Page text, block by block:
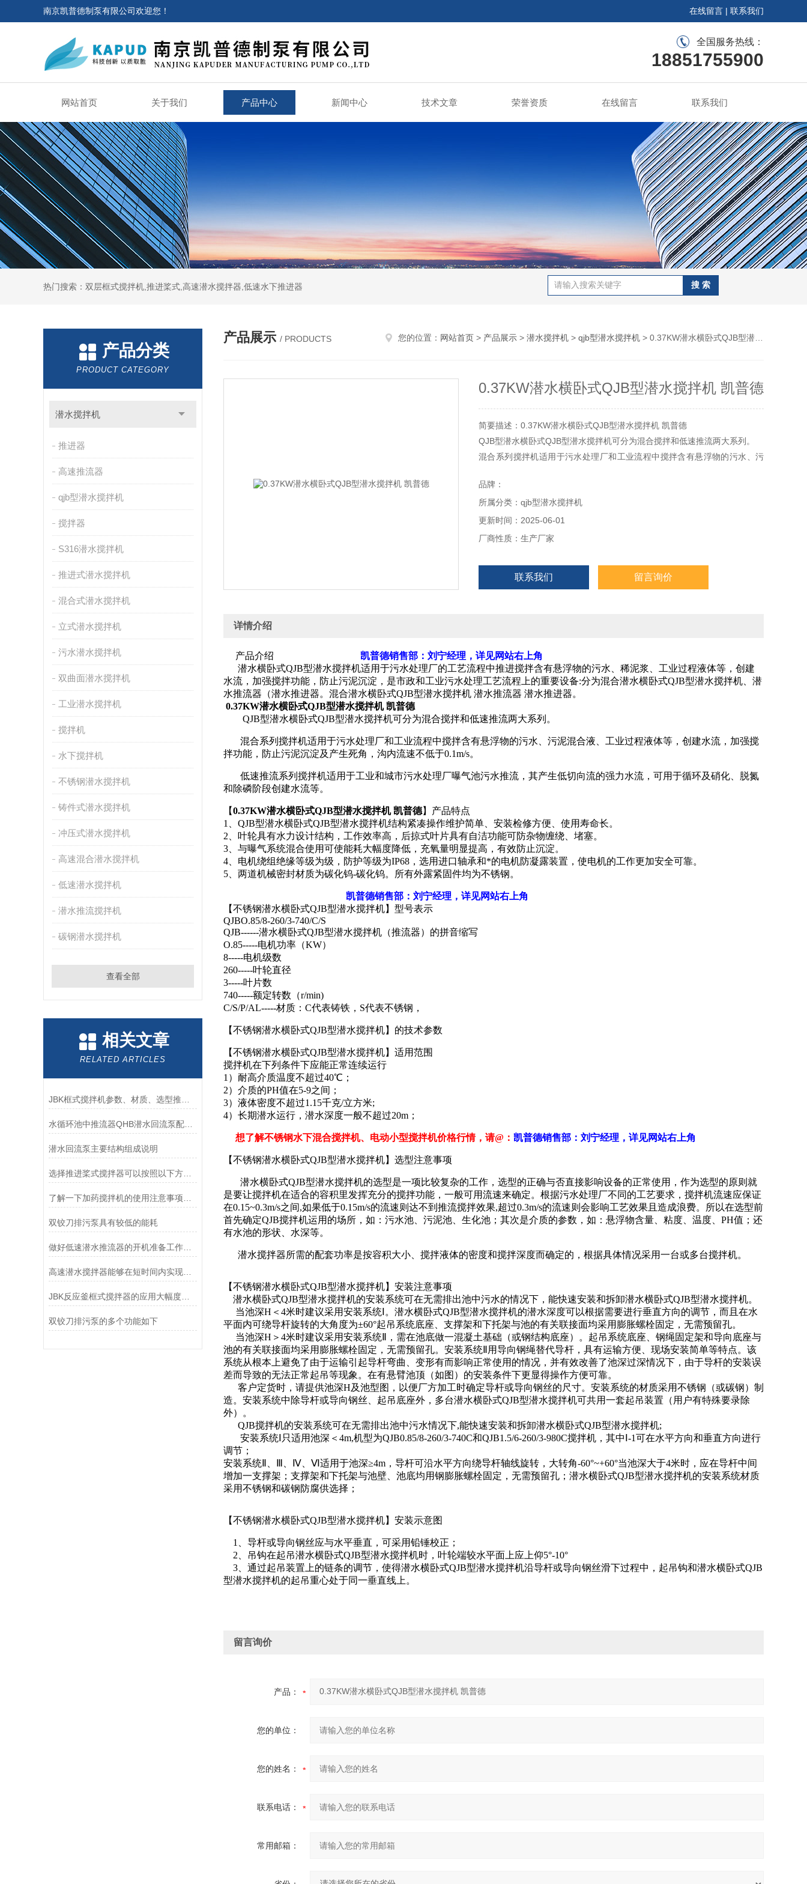
南京凯普德制泵有限公司欢迎您！ 在线留言 | 联系我们
全国服务热线：
18851755900
网站首页 关于我们 产品中心 新闻中心 技术文章 荣誉资质 在线留言 联系我们
热门搜索：双层框式搅拌机,推进桨式,高速潜水搅拌器,低速水下推进器
产品分类
PRODUCT CATEGORY
潜水搅拌机
推进器
高速推流器
qjb型潜水搅拌机
搅拌器
S316潜水搅拌机
推进式潜水搅拌机
混合式潜水搅拌机
立式潜水搅拌机
污水潜水搅拌机
双曲面潜水搅拌机
工业潜水搅拌机
搅拌机
水下搅拌机
不锈钢潜水搅拌机
铸件式潜水搅拌机
冲压式潜水搅拌机
高速混合潜水搅拌机
低速潜水搅拌机
潜水推流搅拌机
碳钢潜水搅拌机
查看全部
相关文章
RELATED ARTICLES
水循环池中推流器QHB潜水回流泵配套使用的妙处
潜水回流泵主要结构组成说明
选择推进桨式搅拌器可以按照以下方面考虑
双铰刀排污泵具有较低的能耗
做好低速潜水推流器的开机准备工作很重要
高速潜水搅拌器能够在短时间内实现高强度的搅拌和混合
JBK反应釜框式搅拌器的应用大幅度提高了药剂的使用效率
双铰刀排污泵的多个功能如下
产品展示 / PRODUCTS 您的位置： 网站首页 > 产品展示 > 潜水搅拌机 > qjb型潜水搅拌机 > 0.37KW潜水横卧式QJB型潜水搅拌机 凯普德
0.37KW潜水横卧式QJB型潜水搅拌机 凯普德
简要描述：0.37KW潜水横卧式QJB型潜水搅拌机 凯普德
QJB型潜水横卧式QJB型潜水搅拌机可分为混合搅拌和低速推流两大系列。
混合系列搅拌机适用于污水处理厂和工业流程中搅拌含有悬浮物的污水、污
生死角，沟内流速不低于0.1m/s。
品牌：
所属分类：qjb型潜水搅拌机
更新时间：2025-06-01
厂商性质：生产厂家
联系我们 留言询价
详情介绍
产品介绍
凯普德销售部：刘宁经理，详见网站右上角
潜水横卧式QJB型潜水搅拌机适用于污水处理厂的工艺流程中推进搅拌含有悬浮物的污水、稀泥浆、工业过程液体等，创建
水流，加强搅拌功能，防止污泥沉淀，是市政和工业污水处理工艺流程上的重要设备:分为混合潜水横卧式QJB型潜水搅拌机、潜
水推流器（潜水推进器。混合潜水横卧式QJB型潜水搅拌机 潜水推流器 潜水推进器。
0.37KW潜水横卧式QJB型潜水搅拌机 凯普德
QJB型潜水横卧式QJB型潜水搅拌机可分为混合搅拌和低速推流两大系列。
混合系列搅拌机适用于污水处理厂和工业流程中搅拌含有悬浮物的污水、污泥混合液、工业过程液体等，创建水流，加强搅
拌功能，防止污泥沉淀及产生死角，沟内流速不低于0.1m/s。
低速推流系列搅拌机适用于工业和城市污水处理厂曝气池污水推流，其产生低切向流的强力水流，可用于循环及硝化、脱氮
和除磷阶段创建水流等。
【0.37KW潜水横卧式QJB型潜水搅拌机 凯普德】产品特点
1、QJB型潜水横卧式QJB型潜水搅拌机结构紧凑操作维护简单、安装检修方便、使用寿命长。
2、叶轮具有水力设计结构，工作效率高，后掠式叶片具有自洁功能可防杂物缠绕、堵塞。
3、与曝气系统混合使用可使能耗大幅度降低，充氧量明显提高，有效防止沉淀。
4、电机绕组绝缘等级为级，防护等级为IP68，选用进口轴承和*的电机防凝露装置，使电机的工作更加安全可靠。
5、两道机械密封材质为碳化钨-碳化钨。所有外露紧固件均为不锈钢。
凯普德销售部：刘宁经理，详见网站右上角
【不锈钢潜水横卧式QJB型潜水搅拌机】型号表示
QJBO.85/8-260/3-740/C/S
QJB------潜水横卧式QJB型潜水搅拌机（推流器）的拼音缩写
O.85-----电机功率（KW）
8-----电机级数
260-----叶轮直径
3-----叶片数
740-----额定转数（r/min)
C/S/P/AL-----材质：C代表铸铁，S代表不锈钢，
【不锈钢潜水横卧式QJB型潜水搅拌机】的技术参数
【不锈钢潜水横卧式QJB型潜水搅拌机】适用范围
搅拌机在下列条件下应能正常连续运行
1）耐高介质温度不超过40℃；
2）介质的PH值在5-9之间；
3）液体密度不超过1.15千克/立方米;
4）长期潜水运行，潜水深度一般不超过20m；
想了解不锈钢水下混合搅拌机、电动小型搅拌机价格行情，请@： 凯普德销售部：刘宁经理，详见网站右上角
【不锈钢潜水横卧式QJB型潜水搅拌机】选型注意事项
潜水横卧式QJB型潜水搅拌机的选型是一项比较复杂的工作，选型的正确与否直接影响设备的正常使用，作为选型的原则就
是要让搅拌机在适合的容积里发挥充分的搅拌功能，一般可用流速来确定。根据污水处理厂不同的工艺要求，搅拌机流速应保证
在0.15~0.3m/s之间,如果低于0.15m/s的流速则达不到推流搅拌效果,超过0.3m/s的流速则会影响工艺效果且造成浪费。所以在选型前
首先确定QJB搅拌机运用的场所，如：污水池、污泥池、生化池；其次是介质的参数，如：悬浮物含量、粘度、温度、PH值；还
有水池的形状、水深等。
潜水搅拌器所需的配套功率是按容积大小、搅拌液体的密度和搅拌深度而确定的，根据具体情况采用一台或多台搅拌机。
【不锈钢潜水横卧式QJB型潜水搅拌机】安装注意事项
潜水横卧式QJB型潜水搅拌机的安装系统可在无需排出池中污水的情况下，能快速安装和拆卸潜水横卧式QJB型潜水搅拌机。
当池深H＜4米时建议采用安装系统Ⅰ。潜水横卧式QJB型潜水搅拌机的潜水深度可以根据需要进行垂直方向的调节，而且在水
平面内可绕导杆旋转的大角度为±60°起吊系统底座、支撑架和下托架与池的有关联接面均采用膨胀螺栓固定，无需预留孔。
当池深H＞4米时建议采用安装系统Ⅱ，需在池底做一混凝土基础（或钢结构底座）。起吊系统底座、钢绳固定架和导向底座与
池的有关联接面均采用膨胀螺栓固定，无需预留孔。安装系统Ⅱ用导向钢绳替代导杆，具有运输方便、现场安装简单等特点。该
系统从根本上避免了由于运输引起导杆弯曲、变形有而影响正常使用的情况，并有效改善了池深过深情况下，由于导杆的安装误
差而导致的无法正常起吊等现象。在有悬臂池顶（如图）的安装条件下更显得操作方便可靠。
客户定货时，请提供池深H及池型图，以便厂方加工时确定导杆或导向钢丝的尺寸。安装系统的材质采用不锈钢（或碳钢）制
造。安装系统中除导杆或导向钢丝、起吊底座外，多台潜水横卧式QJB型潜水搅拌机可共用一套起吊装置（用户有特殊要录除
外）。
QJB搅拌机的安装系统可在无需排出池中污水情况下,能快速安装和拆卸潜水横卧式QJB型潜水搅拌机;
安装系统Ⅰ只适用池深＜4m,机型为QJB0.85/8-260/3-740C和QJB1.5/6-260/3-980C搅拌机，其中Ⅰ-1可在水平方向和垂直方向进行
调节；
安装系统Ⅱ、Ⅲ、Ⅳ、Ⅵ适用于池深≥4m，导杆可沿水平方向绕导杆轴线旋转，大转角-60°~+60°当池深大于4米时，应在导杆中间
增加一支撑架；支撑架和下托架与池壁、池底均用钢膨胀螺栓固定，无需预留孔；潜水横卧式QJB型潜水搅拌机的安装系统材质
采用不锈钢和碳钢防腐供选择；
【不锈钢潜水横卧式QJB型潜水搅拌机】安装示意图
1、导杆或导向钢丝应与水平垂直，可采用铅锤校正；
2、吊钩在起吊潜水横卧式QJB型潜水搅拌机时，叶轮端较水平面上应上仰5°-10°
3、通过起吊装置上的链条的调节，使得潜水横卧式QJB型潜水搅拌机沿导杆或导向钢丝滑下过程中，起吊钩和潜水横卧式QJB
型潜水搅拌机的起吊重心处于同一垂直线上。
留言询价
产品：
您的单位：
您的姓名：
联系电话：
常用邮箱：